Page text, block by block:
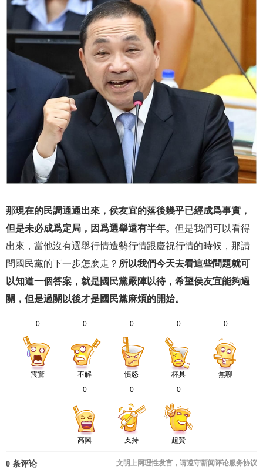
那現在的民調通通出來，侯友宜的落後幾乎已經成爲事實，
但是未必成爲定局，因爲選舉還有半年。 但是我們可以看得
出來，當他沒有選舉行情造勢行情跟慶祝行情的時候，那請
問國民黨的下一步怎麽走？ 所以我們今天去看這些問題就可
以知道一個答案，就是國民黨嚴陣以待，希望侯友宜能夠過
關，但是過關以後才是國民黨麻煩的開始。
0
震驚
0
不解
0
憤怒
0
杯具
0
無聊
0
高興
0
支持
0
超贊